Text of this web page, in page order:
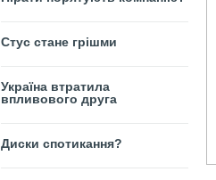
Стус стане грішми
Україна втратила
впливового друга
Диски спотикання?